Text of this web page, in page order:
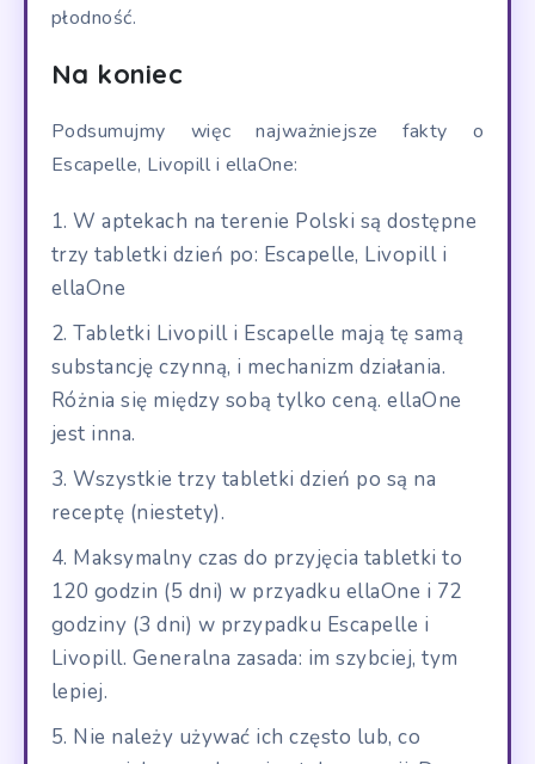
płodność.
Na koniec
Podsumujmy więc najważniejsze fakty o
Escapelle, Livopill i ellaOne:
W aptekach na terenie Polski są dostępne
trzy tabletki dzień po: Escapelle, Livopill i
ellaOne
Tabletki Livopill i Escapelle mają tę samą
substancję czynną, i mechanizm działania.
Różnia się między sobą tylko ceną. ellaOne
jest inna.
Wszystkie trzy tabletki dzień po są na
receptę (niestety).
Maksymalny czas do przyjęcia tabletki to
120 godzin (5 dni) w przyadku ellaOne i 72
godziny (3 dni) w przypadku Escapelle i
Livopill. Generalna zasada: im szybciej, tym
lepiej.
Nie należy używać ich często lub, co